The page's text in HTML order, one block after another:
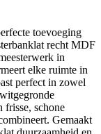
toevoeging
recht MDF
in
elke ruimte in
perfect in zowel
frisse, schone
Gemaakt